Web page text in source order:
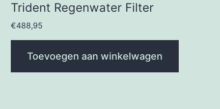
Trident Regenwater Filter
€488,95
Toevoegen aan winkelwagen